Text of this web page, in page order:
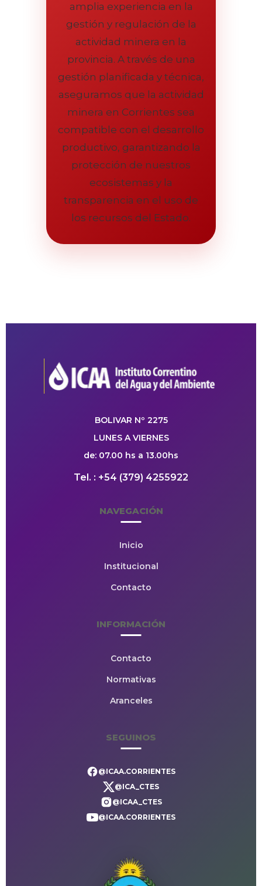
amplia experiencia en la
gestión y regulación de la
actividad minera en la
provincia. A través de una
gestión planificada y técnica,
aseguramos que la actividad
minera en Corrientes sea
compatible con el desarrollo
productivo, garantizando la
protección de nuestros
ecosistemas y la
transparencia en el uso de
los recursos del Estado.
BOLIVAR Nº 2275
LUNES A VIERNES
de: 07.00 hs a 13.00hs
Tel. : +54 (379) 4255922
NAVEGACIÓN
Inicio
Institucional
Contacto
INFORMACIÓN
Contacto
Normativas
Aranceles
SEGUINOS
@ICAA.CORRIENTES
@ICA_CTES
@ICAA_CTES
@ICAA.CORRIENTES